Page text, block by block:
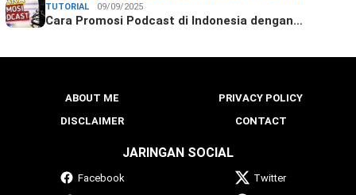
TUTORIAL
09/09/2025
Cara Promosi Podcast di Indonesia dengan…
ABOUT ME
PRIVACY POLICY
DISCLAIMER
CONTACT
JARINGAN SOCIAL
Facebook Twitter